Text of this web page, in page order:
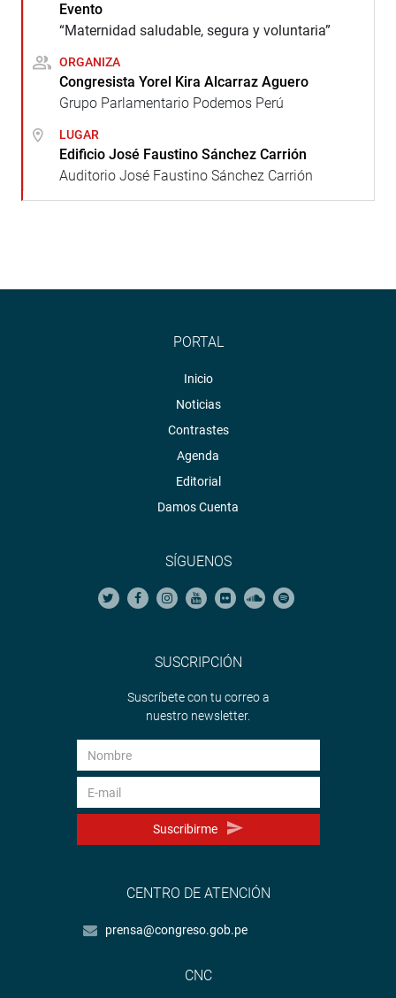
Evento
“Maternidad saludable, segura y voluntaria”
ORGANIZA
Congresista Yorel Kira Alcarraz Aguero
Grupo Parlamentario Podemos Perú
LUGAR
Edificio José Faustino Sánchez Carrión
Auditorio José Faustino Sánchez Carrión
PORTAL
Inicio
Noticias
Contrastes
Agenda
Editorial
Damos Cuenta
SÍGUENOS
SUSCRIPCIÓN
Suscríbete con tu correo a
nuestro newsletter.
Suscribirme
CENTRO DE ATENCIÓN
prensa@congreso.gob.pe
CNC